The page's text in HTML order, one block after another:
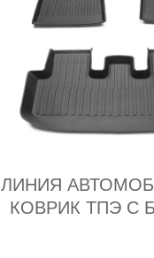
ЛИНИЯ
КОВРИК ТПЭ С